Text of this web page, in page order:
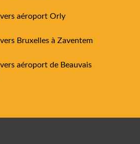
aéroport Orly
Bruxelles à Zaventem
aéroport de Beauvais